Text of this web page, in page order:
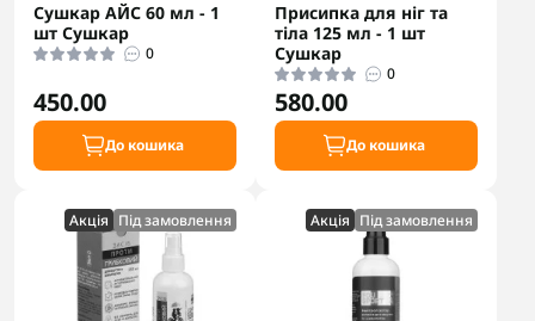
Сушкар АЙС 60 мл - 1
шт Сушкар
0
450.00
До кошика
Присипка для ніг та
тіла 125 мл - 1 шт
Сушкар
0
580.00
До кошика
Акцiя Під замовлення Акцiя Під замовлення